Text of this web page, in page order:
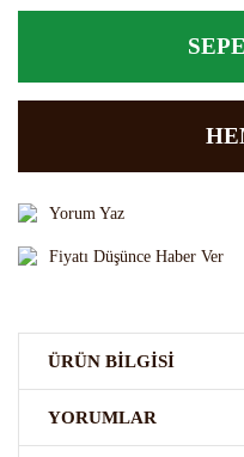
Yorum Yaz
Fiyatı Düşünce Haber Ver
ÜRÜN BILGISI
YORUMLAR